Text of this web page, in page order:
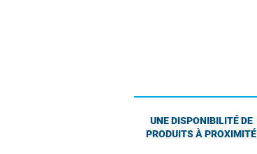
UNE DISPONIBILITÉ DE
PRODUITS À PROXIMITÉ